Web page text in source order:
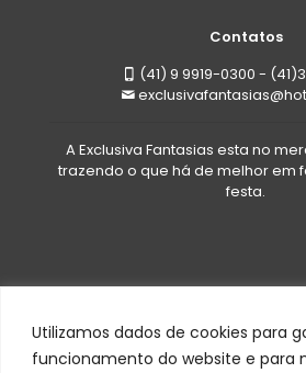
Utilizamos dados de cookies para
funcionamento do website e para
Contatos
(41) 9 9919-0300 -
A Exclusiva Fantasias esta no
trazendo o que há de melhor em
festa.